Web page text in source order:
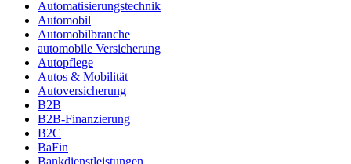
Automatisierungstechnik
Automobil
Automobilbranche
automobile Versicherung
Autopflege
Autos & Mobilität
Autoversicherung
B2B
B2B-Finanzierung
B2C
BaFin